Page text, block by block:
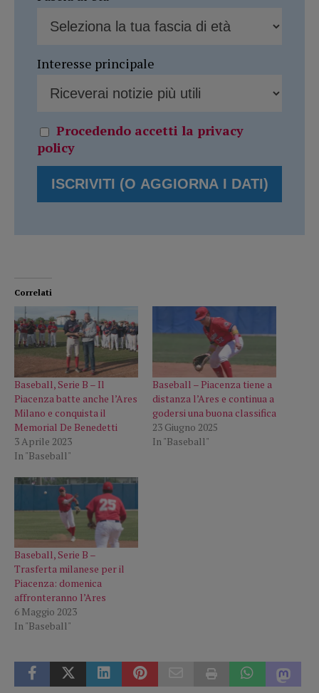
Interesse principale
Procedendo accetti la privacy
policy
Correlati
Baseball, Serie B – Il
Piacenza batte anche l’Ares
Milano e conquista il
Memorial De Benedetti
3 Aprile 2023
In "Baseball"
Baseball – Piacenza tiene a
distanza l’Ares e continua a
godersi una buona classifica
23 Giugno 2025
In "Baseball"
Baseball, Serie B –
Trasferta milanese per il
Piacenza: domenica
affronteranno l’Ares
6 Maggio 2023
In "Baseball"